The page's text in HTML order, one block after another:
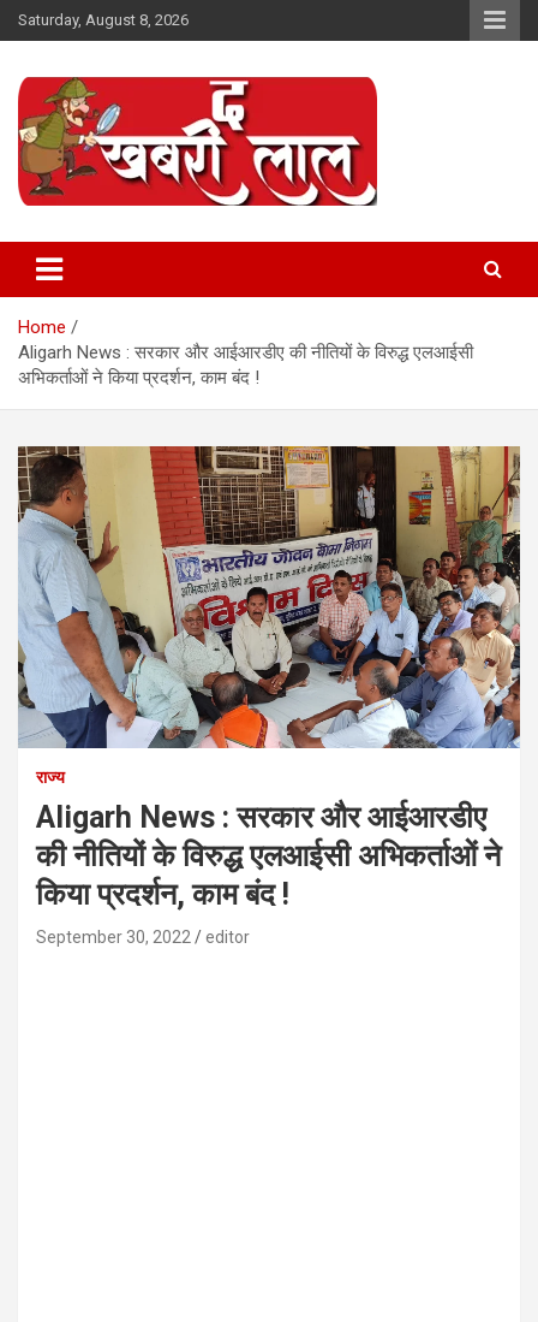
Skip
to
Saturday, August 8, 2026
The Khabri Laal
Online News Portal
Home
Aligarh News : सरकार और आईआरडीए की नीतियों के विरुद्ध एलआईसी
अभिकर्ताओं ने किया प्रदर्शन, काम बंद !
राज्य
Aligarh News : सरकार और आईआरडीए
की नीतियों के विरुद्ध एलआईसी अभिकर्ताओं ने
किया प्रदर्शन, काम बंद !
September 30, 2022 editor